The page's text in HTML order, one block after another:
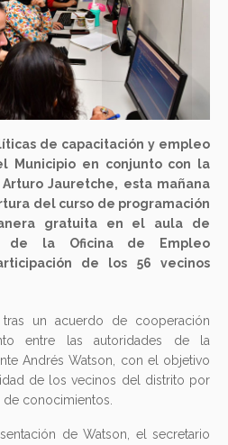
de capacitación y empleo
Municipio en conjunto con la
Jauretche, esta mañana
del curso de programación
gratuita en el aula de
de la Oficina de Empleo
de los 56 vecinos
tras un acuerdo de cooperación
entre las autoridades de la
Andrés Watson, con el objetivo
de los vecinos del distrito por
conocimientos.
de Watson, el secretario